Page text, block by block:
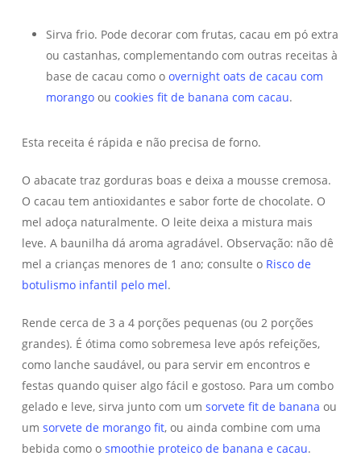
Sirva frio. Pode decorar com frutas, cacau em pó extra
ou castanhas, complementando com outras receitas à
base de cacau como o overnight oats de cacau com
morangoou cookies fit de banana com cacau.
Esta receita é rápida e não precisa de forno.
O abacate traz gorduras boas e deixa a mousse cremosa.
O cacau tem antioxidantes e sabor forte de chocolate. O
mel adoça naturalmente. O leite deixa a mistura mais
leve. A baunilha dá aroma agradável. Observação: não dê
mel a crianças menores de 1 ano; consulte o Risco de
botulismo infantil pelo mel.
Rende cerca de 3 a 4 porções pequenas (ou 2 porções
grandes). É ótima como sobremesa leve após refeições,
como lanche saudável, ou para servir em encontros e
festas quando quiser algo fácil e gostoso. Para um combo
gelado e leve, sirva junto com um sorvete fit de banana ou
um sorvete de morango fit, ou ainda combine com uma
bebida como o smoothie proteico de banana e cacau.